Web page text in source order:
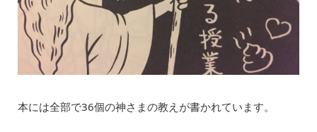
本には全部で36個の神さまの教えが書かれています。